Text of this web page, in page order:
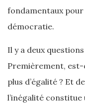
fondamentaux
démocratie.
Il y a deux
Premièrement,
plus d’égalité ? Et
l’inégalité